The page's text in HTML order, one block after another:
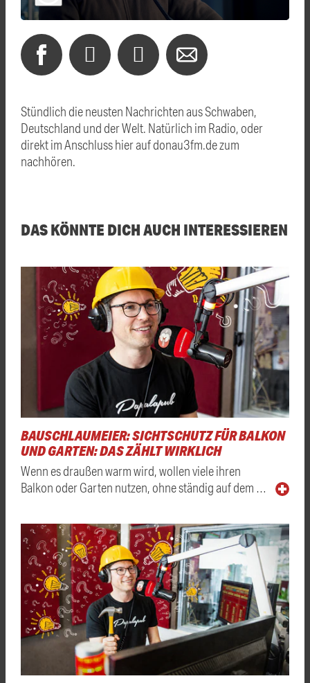
Stündlich die neusten Nachrichten aus Schwaben,
Deutschland und der Welt. Natürlich im Radio, oder
direkt im Anschluss hier auf donau3fm.de zum
nachhören.
DAS KÖNNTE DICH AUCH INTERESSIEREN
BAUSCHLAUMEIER: SICHTSCHUTZ FÜR BALKON
UND GARTEN: DAS ZÄHLT WIRKLICH
Wenn es draußen warm wird, wollen viele ihren
Balkon oder Garten nutzen, ohne ständig auf dem …